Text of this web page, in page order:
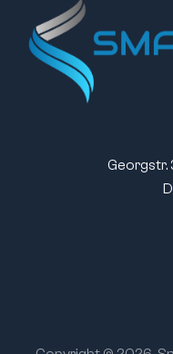
Georgstr.